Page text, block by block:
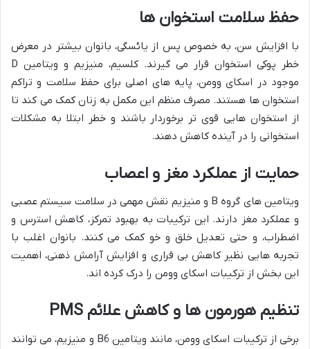
حفظ سلامت استخوان ها
با افزایش سن، به خصوص پس از یائسگی، بانوان بیشتر در معرض
خطر پوکی استخوان قرار می گیرند. کلسیم، منیزیم و ویتامین D
موجود در اسکای وومن، پایه های اصلی برای حفظ سلامت و تراکم
استخوان ها هستند. مصرف منظم این مکمل به زنان کمک می کند تا
از استخوان هایی قوی تر برخوردار باشند و خطر ابتلا به مشکلات
استخوانی را در آینده کاهش دهند.
حمایت از عملکرد مغز و اعصاب
ویتامین های گروه B و منیزیم نقش مهمی در سلامت سیستم عصبی
و عملکرد مغز دارند. این ترکیبات به بهبود تمرکز، کاهش استرس و
اضطراب، و حتی تعدیل خلق و خو کمک می کنند. بانوان اغلب با
تجربه هایی نظیر کاهش بی قراری و افزایش آرامش ذهنی، اهمیت
این بخش از ترکیبات اسکای وومن را درک کرده اند.
تنظیم هورمون ها و کاهش علائم PMS
برخی از ترکیبات اسکای وومن، مانند ویتامین B6 و منیزیم، می توانند